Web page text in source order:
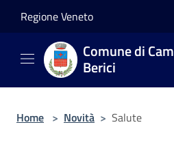
Regione Veneto
Comune di
Berici
Home > Novità > Salute